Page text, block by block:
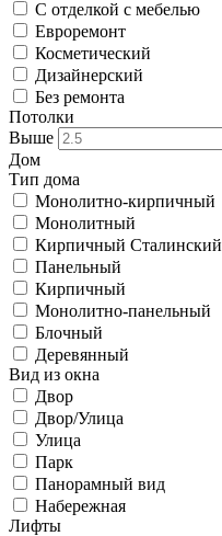
С отделкой с мебелью
Евроремонт
Косметический
Дизайнерский
Без ремонта
Потолки
Выше
Дом
Тип дома
Монолитно-кирпичный
Монолитный
Кирпичный Сталинский
Панельный
Кирпичный
Монолитно-панельный
Блочный
Деревянный
Вид из окна
Двор
Двор/Улица
Улица
Парк
Панорамный вид
Набережная
Лифты